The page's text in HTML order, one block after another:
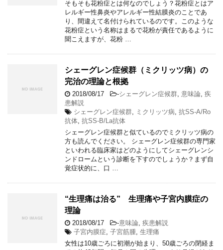
そもそも花粉症とは何なのでしょう？花粉症とはア
レルギー性鼻炎やアレルギー性結膜炎のことであ
り、間違えて名付けられているのです。このような
花粉症という名称はまるで花粉が責任であるように
聞こえますが、花粉 …
シェーグレン症候群（ミクリッツ病）の
完治の理論と根拠
2018/08/17 -シェーグレン症候群 意味論 疾
患解説
シェーグレン症候群
ミクリッツ病 抗SS-A/Ro
抗体 抗SS-B/La抗体
シェーグレン症候群と似ているのでミクリッツ病の
方も読んでください。 シェーグレン症候群の専門家
といわれる臨床家はどのようにしてシェーグレンシ
ンドロームという診断を下すのでしょうか？まず自
覚症状的に、口 …
“生理痛は治る” 生理痛や子宮内膜症の
理論
2018/08/17 -意味論 疾患解説
子宮内膜症 子宮筋腫 生理痛
女性は10歳ごろに初潮が始まり、50歳ごろの閉経ま